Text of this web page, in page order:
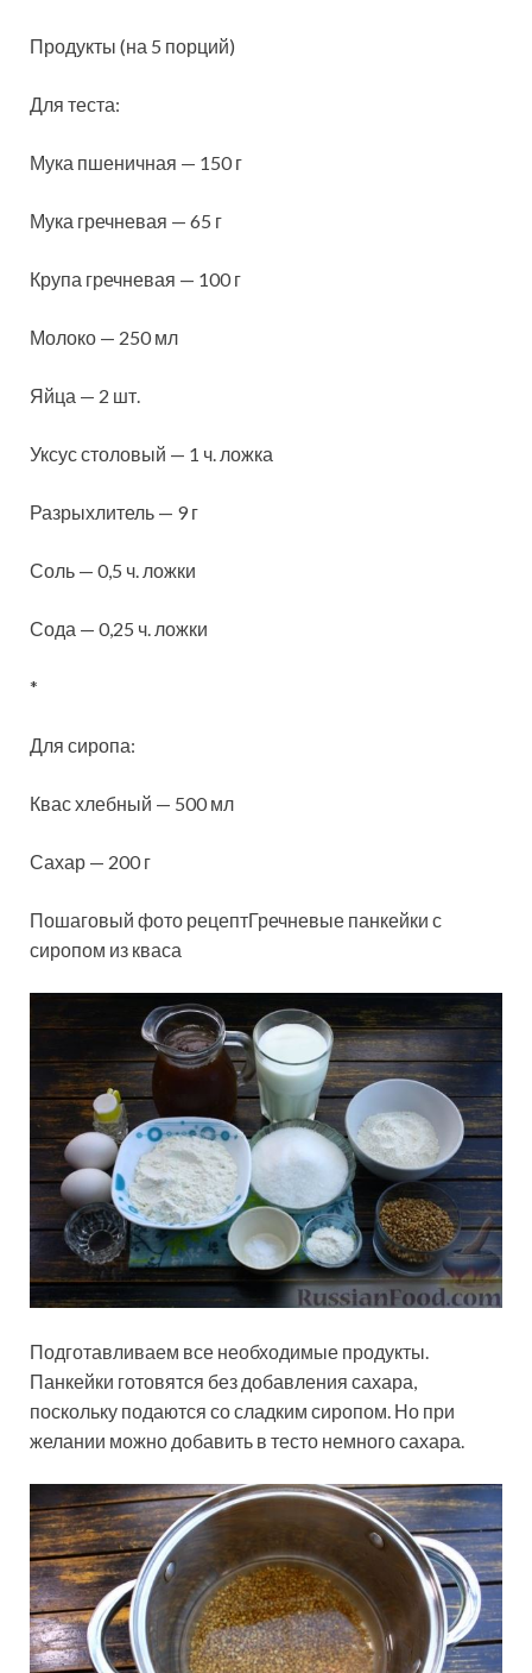
Продукты (на 5 порций)
Для теста:
Мука пшеничная — 150 г
Мука гречневая — 65 г
Крупа гречневая — 100 г
Молоко — 250 мл
Яйца — 2 шт.
Уксус столовый — 1 ч. ложка
Разрыхлитель — 9 г
Соль — 0,5 ч. ложки
Сода — 0,25 ч. ложки
*
Для сиропа:
Квас хлебный — 500 мл
Сахар — 200 г
Пошаговый фото рецептГречневые панкейки с
сиропом из кваса
Подготавливаем все необходимые продукты.
Панкейки готовятся без добавления сахара,
поскольку подаются со сладким сиропом. Но при
желании можно добавить в тесто немного сахара.